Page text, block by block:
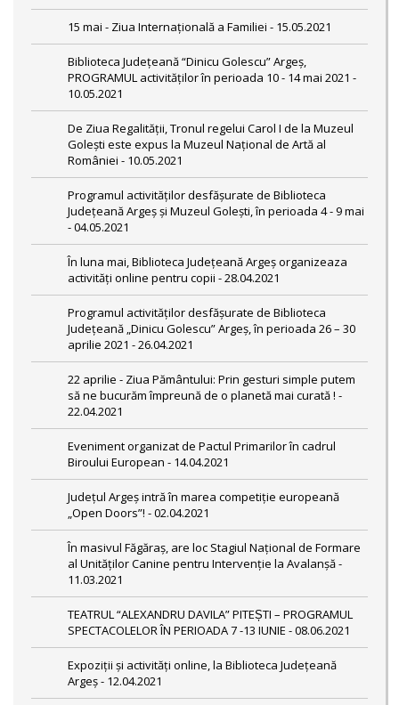
15 mai - Ziua Internațională a Familiei - 15.05.2021
Biblioteca Județeană “Dinicu Golescu” Argeș,
PROGRAMUL activităților în perioada 10 - 14 mai 2021 -
10.05.2021
De Ziua Regalității, Tronul regelui Carol I de la Muzeul
Golești este expus la Muzeul Naţional de Artă al
României - 10.05.2021
Programul activităților desfășurate de Biblioteca
Județeană Argeș și Muzeul Golești, în perioada 4 - 9 mai
- 04.05.2021
În luna mai, Biblioteca Județeană Argeș organizeaza
activități online pentru copii - 28.04.2021
Programul activităților desfășurate de Biblioteca
Județeană „Dinicu Golescu” Argeș, în perioada 26 – 30
aprilie 2021 - 26.04.2021
22 aprilie - Ziua Pământului: Prin gesturi simple putem
să ne bucurăm împreună de o planetă mai curată ! -
22.04.2021
Eveniment organizat de Pactul Primarilor în cadrul
Biroului European - 14.04.2021
Județul Argeș intră în marea competiție europeană
„Open Doors”! - 02.04.2021
În masivul Făgăraș, are loc Stagiul Naţional de Formare
al Unităţilor Canine pentru Intervenţie la Avalanşă -
11.03.2021
TEATRUL “ALEXANDRU DAVILA” PITEȘTI – PROGRAMUL
SPECTACOLELOR ÎN PERIOADA 7 -13 IUNIE - 08.06.2021
Expoziții și activități online, la Biblioteca Județeană
Argeș - 12.04.2021